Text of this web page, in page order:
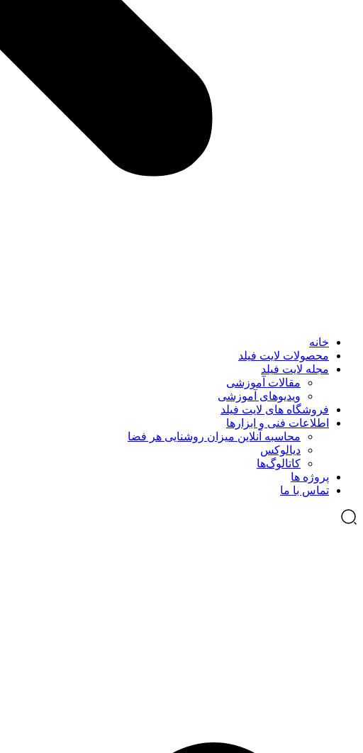
خانه
محصولات لایت فیلد
مجله لایت فیلد
مقالات آموزشی
ویدیوهای آموزشی
فروشگاه های لایت فیلد
اطلاعات فنی و ابزارها
محاسبه آنلاین میزان روشنایی هر فضا
دیالوکس
کاتالوگ‌ها
پروژه ها
تماس با ما